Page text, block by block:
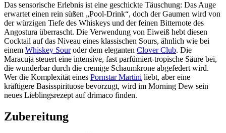
Das sensorische Erlebnis ist eine geschickte Täuschung: Das Auge
erwartet einen rein süßen „Pool-Drink“, doch der Gaumen wird von
der würzigen Tiefe des Whiskeys und der feinen Bitternote des
Angostura überrascht. Die Verwendung von Eiweiß hebt diesen
Cocktail auf das Niveau eines klassischen Sours, ähnlich wie bei
einem Whiskey Souroder dem eleganten Clover Club. Die
Maracuja steuert eine intensive, fast parfümiert-tropische Säure bei,
die wunderbar durch die cremige Schaumkrone abgefedert wird.
Wer die Komplexität eines Pornstar Martini liebt, aber eine
kräftigere Basisspirituose bevorzugt, wird im Morning Dew sein
neues Lieblingsrezept auf drimaco finden.
Zubereitung